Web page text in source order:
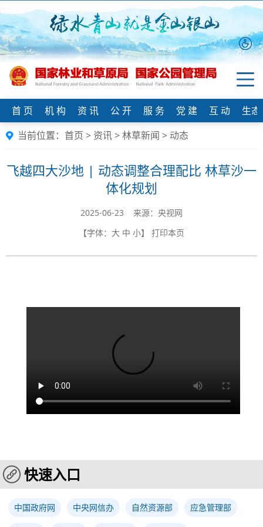
首 页 机 构 资 讯 公 开 服 务 党 建 互 动
生
当前位置： 首页 > 资讯>林草新闻 > 动态
飞越四大沙地 | 动态调整合理配比 林草沙一
体化规划
2025-06-23 来源：央视网
【字体： 大 中 小】 打印本页
快速入口
中国政府网 中央网信办 自然资源部 应急管理部